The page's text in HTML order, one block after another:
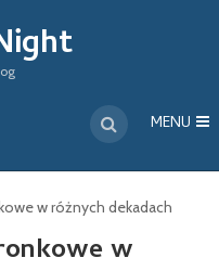
MENU
w różnych dekadach